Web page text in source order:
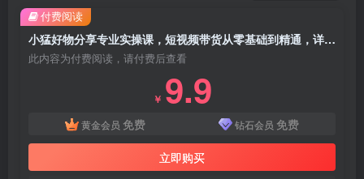
小猛好物分享专业实操课，短视频带货从零基础到精通，详细讲解+实操案
此内容为付费阅读，请付费后查看
￥ 9.9
黄金会员 免费 钻石会员 免费
立即购买
付费阅读